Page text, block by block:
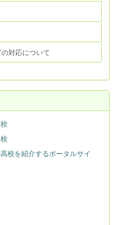
対応について
校を紹介するポータルサイ